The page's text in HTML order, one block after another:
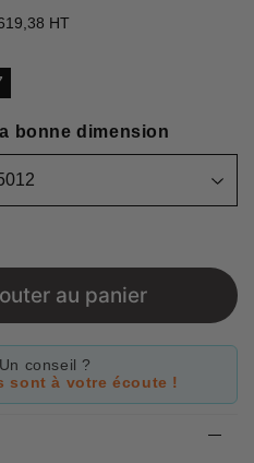
HT
bonne dimension
au panier
conseil ?
sont à votre écoute !